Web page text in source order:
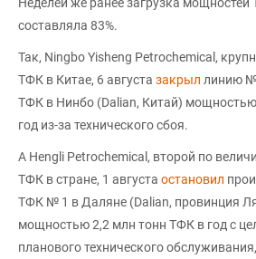
составляла 83%.
Так, Ningbo Yisheng Petrochemical,
ТФК в Китае, 6 августа закрыл линию №
ТФК в Нинбо (Dalian, Китай)
год из-за технического сбоя.
А Hengli Petrochemical, второй по
ТФК в стране, 1 августа остановил
ТФК № 1 в Даляне (Dalian, провинция
мощностью 2,2 млн тонн ТФК в год с
планового технического